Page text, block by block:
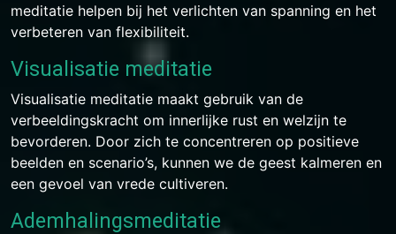
meditatie helpen bij het verlichten van spanning en het
verbeteren van flexibiliteit.
Visualisatie meditatie
Visualisatie meditatie maakt gebruik van de
verbeeldingskracht om innerlijke rust en welzijn te
bevorderen. Door zich te concentreren op positieve
beelden en scenario’s, kunnen we de geest kalmeren en
een gevoel van vrede cultiveren.
Ademhalingsmeditatie